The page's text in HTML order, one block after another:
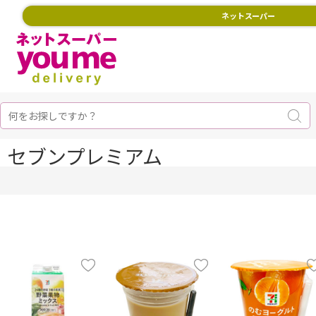
ネットスーパー
セブンプレミアム